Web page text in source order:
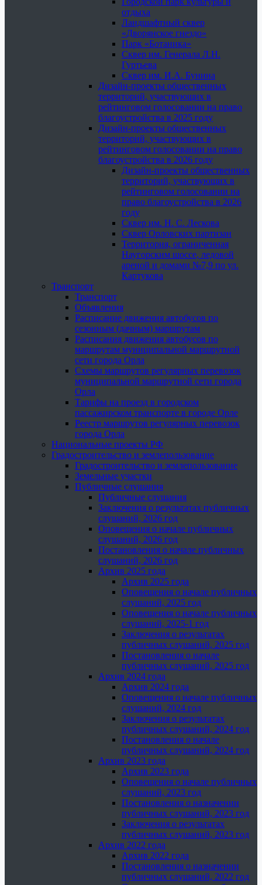
отдыха
Ландшафтный сквер
«Дворянское гнездо»
Парк «Ботаника»
Сквер им. Генерала Л.Н.
Гуртьева
Сквер им. И.А. Бунина
Дизайн-проекты общественных
территорий, участвующих в
рейтинговом голосовании на право
благоустройства в 2025 году
Дизайн-проекты общественных
территорий, участвующих в
рейтинговом голосовании на право
благоустройства в 2026 году
Дизайн-проекты общественных
территорий, участвующих в
рейтинговом голосовании на
право благоустройства в 2026
году
Сквер им. Н. С. Лескова
Сквер Орловских партизан
Территория, ограниченная
Наугорским шоссе, ледовой
ареной и домами №7,9 по ул.
Картукова
Транспорт
Транспорт
Объявления
Расписание движения автобусов по
сезонным (дачным) маршрутам
Расписания движения автобусов по
маршрутам муниципальной маршрутной
сети города Орла
Схемы маршрутов регулярных перевозок
муниципальной маршрутной сети города
Орла
Тарифы на проезд в городском
пассажирском транспорте в городе Орле
Реестр маршрутов регулярных перевозок
города Орла
Национальные проекты РФ
Градостроительство и землепользование
Градостроительство и землепользование
Земельные участки
Публичные слушания
Публичные слушания
Заключения о результатах публичных
слушаний, 2026 год
Оповещения о начале публичных
слушаний, 2026 год
Постановления о начале публичных
слушаний, 2026 год
Архив 2025 года
Архив 2025 года
Оповещения о начале публичных
слушаний, 2025 год
Оповещения о начале публичных
слушаний, 2025-1 год
Заключения о результатах
публичных слушаний, 2025 год
Постановления о начале
публичных слушаний, 2025 год
Архив 2024 года
Архив 2024 года
Оповещения о начале публичных
слушаний, 2024 год
Заключения о результатах
публичных слушаний, 2024 год
Постановления о начале
публичных слушаний, 2024 год
Архив 2023 года
Архив 2023 года
Оповещения о начале публичных
слушаний, 2023 год
Постановления о назначении
публичных слушаний, 2023 год
Заключения о результатах
публичных слушаний, 2023 год
Архив 2022 года
Архив 2022 года
Постановления о назначении
публичных слушаний, 2022 год